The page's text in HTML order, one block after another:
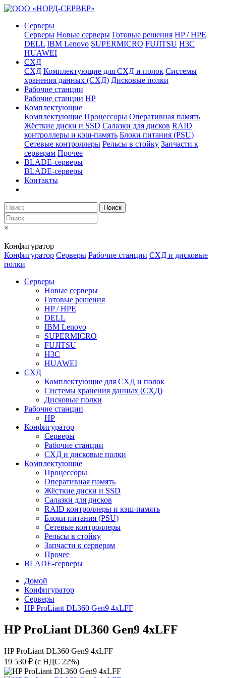
Серверы
Серверы Новые серверы Готовые решения HP / HPE
DELL IBM Lenovo SUPERMICRO FUJITSU H3C
HUAWEI
СХД
СХД Комплектующие для СХД и полок Системы
хранения данных (СХД) Дисковые полки
Рабочие станции
Рабочие станции HP
Комплектующие
Комплектующие Процессоры Оперативная память
Жёсткие диски и SSD Салазки для дисков RAID
контроллеры и кэш-память Блоки питания (PSU)
Сетевые контроллеры Рельсы в стойку Запчасти к
серверам Прочее
BLADE-серверы
BLADE-серверы
Контакты
Поиск
×
Конфигуратор
Конфигуратор Серверы Рабочие станции СХД и дисковые
полки
Серверы
Новые серверы
Готовые решения
HP / HPE
DELL
IBM Lenovo
SUPERMICRO
FUJITSU
H3C
HUAWEI
СХД
Комплектующие для СХД и полок
Системы хранения данных (СХД)
Дисковые полки
Рабочие станции
HP
Конфигуратор
Серверы
Рабочие станции
СХД и дисковые полки
Комплектующие
Процессоры
Оперативная память
Жёсткие диски и SSD
Салазки для дисков
RAID контроллеры и кэш-память
Блоки питания (PSU)
Сетевые контроллеры
Рельсы в стойку
Запчасти к серверам
Прочее
BLADE-серверы
Домой
Конфигуратор
Серверы
HP ProLiant DL360 Gen9 4xLFF
HP ProLiant DL360 Gen9 4xLFF
HP ProLiant DL360 Gen9 4xLFF
19 530 ₽ (с НДС 22%)